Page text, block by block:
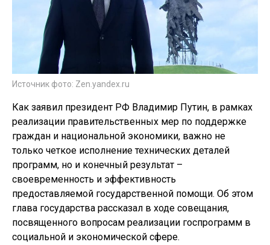
Источник фото: Zen.yandex.ru
Как заявил президент РФ Владимир Путин, в рамках
реализации правительственных мер по поддержке
граждан и национальной экономики, важно не
только четкое исполнение технических деталей
программ, но и конечный результат –
своевременность и эффективность
предоставляемой государственной помощи. Об этом
глава государства рассказал в ходе совещания,
посвященного вопросам реализации госпрограмм в
социальной и экономической сфере.